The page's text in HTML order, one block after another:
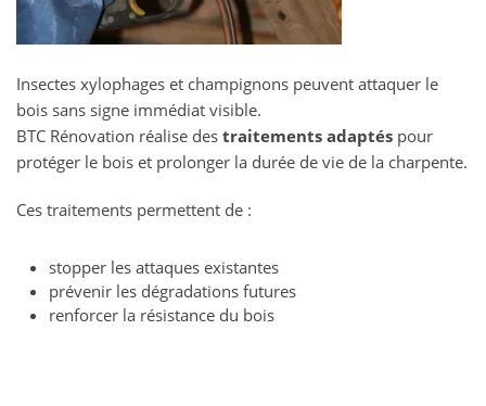
Insectes xylophages et champignons peuvent attaquer le
bois sans signe immédiat visible.
BTC Rénovation réalise des traitements adaptés pour
protéger le bois et prolonger la durée de vie de la charpente.
Ces traitements permettent de :
stopper les attaques existantes
prévenir les dégradations futures
renforcer la résistance du bois